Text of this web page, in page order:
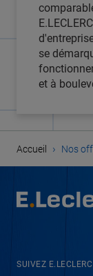
se
et à
Accueil › Nos
SUIVEZ